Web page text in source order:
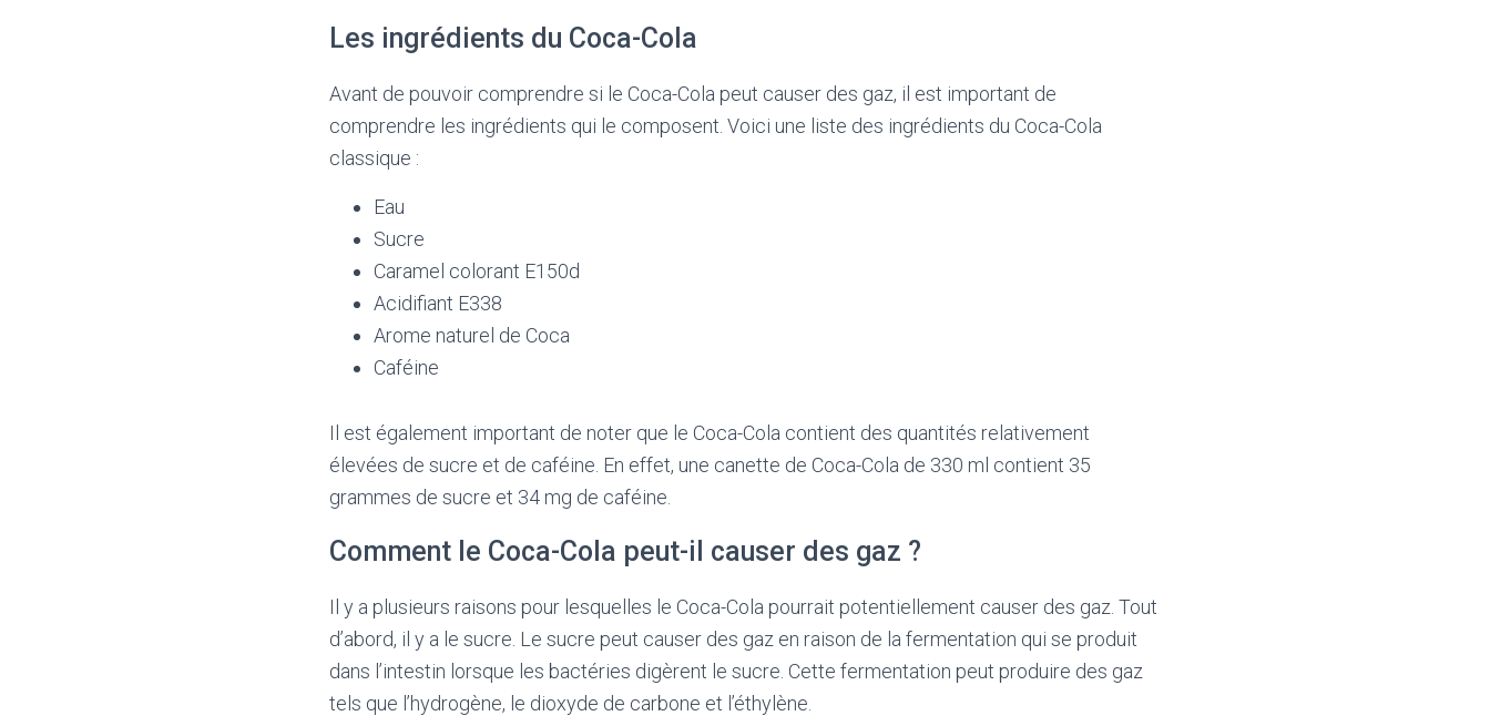
Les ingrédients du Coca-Cola
Avant de pouvoir comprendre si le Coca-Cola peut causer des gaz, il est important de
comprendre les ingrédients qui le composent. Voici une liste des ingrédients du Coca-Cola
classique :
Eau
Sucre
Caramel colorant E150d
Acidifiant E338
Arome naturel de Coca
Caféine
Il est également important de noter que le Coca-Cola contient des quantités relativement
élevées de sucre et de caféine. En effet, une canette de Coca-Cola de 330 ml contient 35
grammes de sucre et 34 mg de caféine.
Comment le Coca-Cola peut-il causer des gaz ?
Il y a plusieurs raisons pour lesquelles le Coca-Cola pourrait potentiellement causer des gaz. Tout
d’abord, il y a le sucre. Le sucre peut causer des gaz en raison de la fermentation qui se produit
dans l’intestin lorsque les bactéries digèrent le sucre. Cette fermentation peut produire des gaz
tels que l’hydrogène, le dioxyde de carbone et l’éthylène.